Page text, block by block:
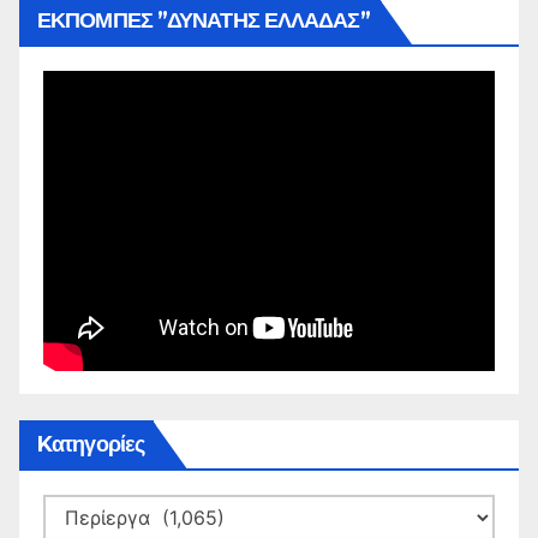
ΕΚΠΟΜΠΕΣ ”ΔΥΝΑΤΗΣ ΕΛΛΑΔΑΣ”
Kατηγορίες
Kατηγορίες